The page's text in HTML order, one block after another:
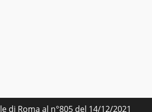
Roma al n°805 del 14/12/2021